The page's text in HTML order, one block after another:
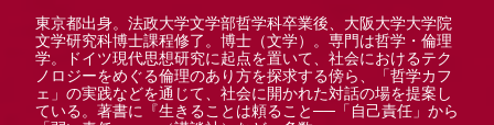
東京都出身。法政大学文学部哲学科卒業後、大阪大学大学院
文学研究科博士課程修了。博士（文学）。専門は哲学・倫理
学。ドイツ現代思想研究に起点を置いて、社会におけるテク
ノロジーをめぐる倫理のあり方を探求する傍ら、「哲学カフ
ェ」の実践などを通じて、社会に開かれた対話の場を提案し
ている。著書に『生きることは頼ること──「自己責任」から